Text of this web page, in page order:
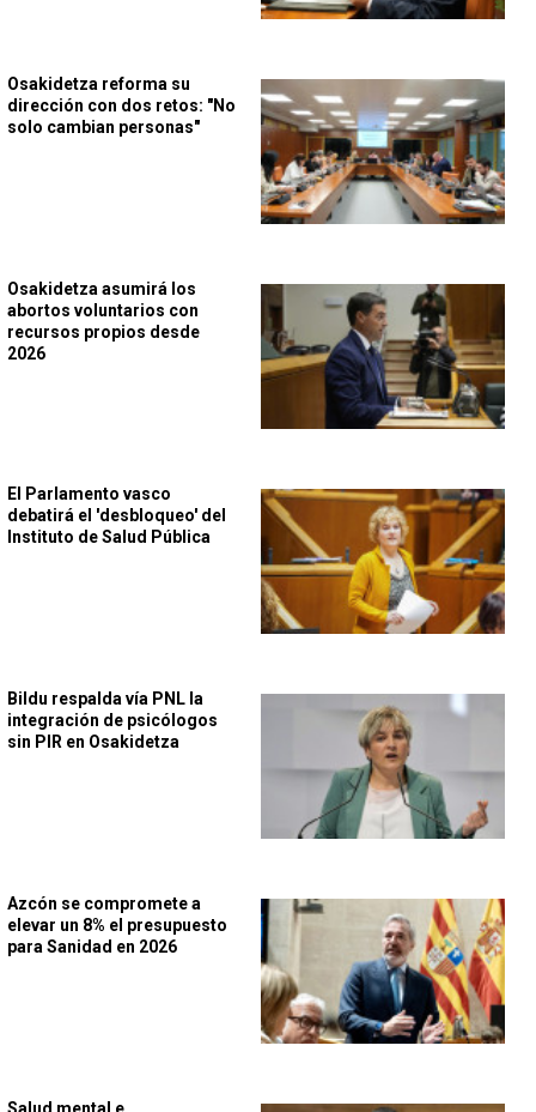
Osakidetza reforma su
dirección con dos retos: "No
solo cambian personas"
Osakidetza asumirá los
abortos voluntarios con
recursos propios desde
2026
El Parlamento vasco
debatirá el 'desbloqueo' del
Instituto de Salud Pública
Bildu respalda vía PNL la
integración de psicólogos
sin PIR en Osakidetza
Azcón se compromete a
elevar un 8% el presupuesto
para Sanidad en 2026